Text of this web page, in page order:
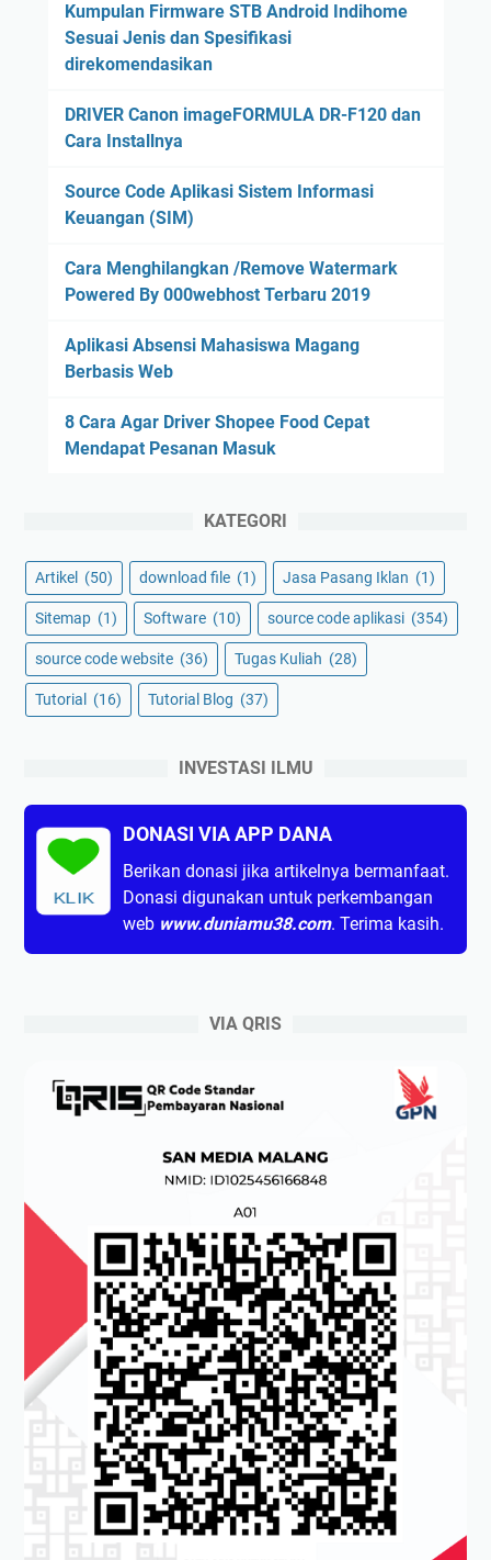
Kumpulan Firmware STB Android Indihome
Sesuai Jenis dan Spesifikasi
direkomendasikan
DRIVER Canon imageFORMULA DR-F120 dan
Cara Installnya
Source Code Aplikasi Sistem Informasi
Keuangan (SIM)
Cara Menghilangkan /Remove Watermark
Powered By 000webhost Terbaru 2019
Aplikasi Absensi Mahasiswa Magang
Berbasis Web
8 Cara Agar Driver Shopee Food Cepat
Mendapat Pesanan Masuk
KATEGORI
Artikel (50) download file (1) Jasa Pasang Iklan (1)
Sitemap (1) Software (10) source code aplikasi (354)
source code website (36) Tugas Kuliah (28)
Tutorial (16) Tutorial Blog (37)
INVESTASI ILMU
KLIK
DONASI VIA APP DANA
Berikan donasi jika artikelnya bermanfaat.
Donasi digunakan untuk perkembangan
web www.duniamu38.com. Terima kasih.
VIA QRIS